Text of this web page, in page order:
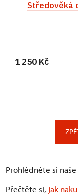
Středověká
1 250 Kč
Prohlédněte si naše
Přečtěte si, jak